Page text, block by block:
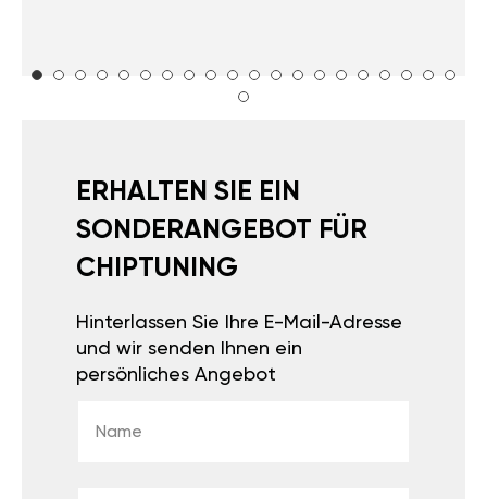
ERHALTEN SIE EIN
SONDERANGEBOT FÜR
CHIPTUNING
Hinterlassen Sie Ihre E-Mail-Adresse
und wir senden Ihnen ein
persönliches Angebot